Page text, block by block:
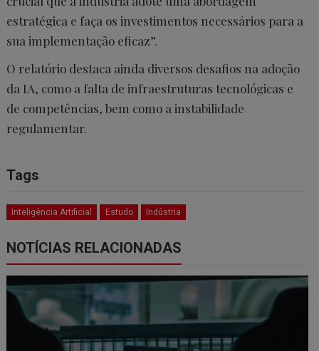
estratégica e faça os investimentos necessários para a
sua implementação eficaz”.
O relatório destaca ainda diversos desafios na adoção
da IA, como a falta de infraestruturas tecnológicas e
de competências, bem como a instabilidade
regulamentar.
Tags
Inteligência Artificial Estudo Indústria
NOTÍCIAS RELACIONADAS